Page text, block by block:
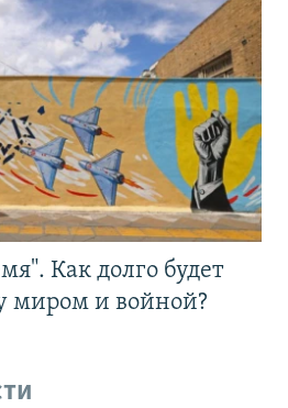
Как долго будет
миром и войной?